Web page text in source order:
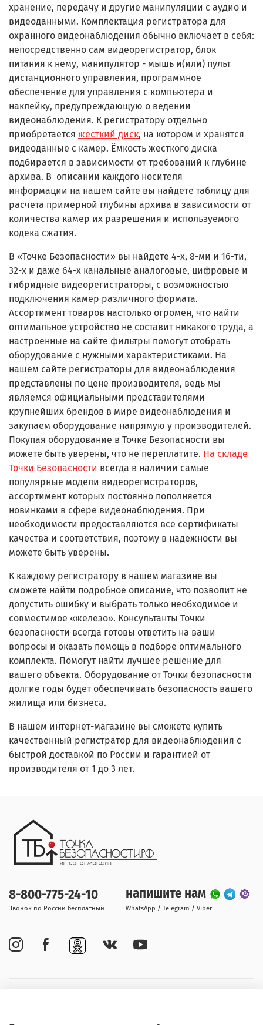
хранение, передачу и другие манипуляции с аудио и
видеоданными. Комплектация регистратора для
охранного видеонаблюдения обычно включает в себя:
непосредственно сам видеорегистратор, блок
питания к нему, манипулятор - мышь и(или) пульт
дистанционного управления, программное
обеспечение для управления с компьютера и
наклейку, предупреждающую о ведении
видеонаблюдения. К регистратору отдельно
приобретается жесткий диск, на котором и хранятся
видеоданные с камер. Ёмкость жесткого диска
подбирается в зависимости от требований к глубине
архива. В описании каждого носителя
информации на нашем сайте вы найдете таблицу для
расчета примерной глубины архива в зависимости от
количества камер их разрешения и используемого
кодека сжатия.
В «Точке Безопасности» вы найдете 4-х, 8-ми и 16-ти,
32-х и даже 64-х канальные аналоговые, цифровые и
гибридные видеорегистраторы, с возможностью
подключения камер различного формата.
Ассортимент товаров настолько огромен, что найти
оптимальное устройство не составит никакого труда, а
настроенные на сайте фильтры помогут отобрать
оборудование с нужными характеристиками. На
нашем сайте регистраторы для видеонаблюдения
представлены по цене производителя, ведь мы
являемся официальными представителями
крупнейших брендов в мире видеонаблюдения и
закупаем оборудование напрямую у производителей.
Покупая оборудование в Точке Безопасности вы
можете быть уверены, что не переплатите. На складе
Точки Безопасности всегда в наличии самые
популярные модели видеорегистраторов,
ассортимент которых постоянно пополняется
новинками в сфере видеонаблюдения. При
необходимости предоставляются все сертификаты
качества и соответствия, поэтому в надежности вы
можете быть уверены.
К каждому регистратору в нашем магазине вы
сможете найти подробное описание, что позволит не
допустить ошибку и выбрать только необходимое и
совместимое «железо». Консультанты Точки
безопасности всегда готовы ответить на ваши
вопросы и оказать помощь в подборе оптимального
комплекта. Помогут найти лучшее решение для
вашего объекта. Оборудование от Точки безопасности
долгие годы будет обеспечивать безопасность вашего
жилища или бизнеса.
В нашем интернет-магазине вы сможете купить
качественный регистратор для видеонаблюдения с
быстрой доставкой по России и гарантией от
производителя от 1 до 3 лет.
8-800-775-24-10
Звонок по России бесплатный
напишите нам
WhatsApp / Telegram / Viber